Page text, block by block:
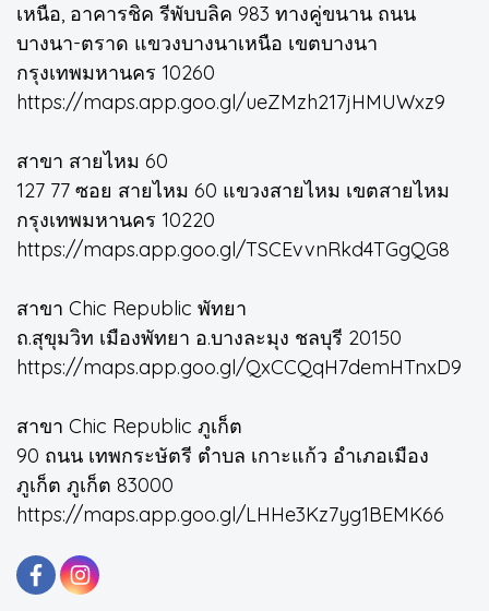
เหนือ, อาคารชิค รีพับบลิค 983 ทางคู่ขนาน ถนน
บางนา-ตราด แขวงบางนาเหนือ เขตบางนา
กรุงเทพมหานคร 10260
https://maps.app.goo.gl/ueZMzh217jHMUWxz9
สาขา สายไหม 60
127 77 ซอย สายไหม 60 แขวงสายไหม เขตสายไหม
กรุงเทพมหานคร 10220
https://maps.app.goo.gl/TSCEvvnRkd4TGgQG8
สาขา Chic Republic พัทยา
ถ.สุขุมวิท เมืองพัทยา อ.บางละมุง ชลบุรี 20150
https://maps.app.goo.gl/QxCCQqH7demHTnxD9
สาขา Chic Republic ภูเก็ต
90 ถนน เทพกระษัตรี ตำบล เกาะแก้ว อำเภอเมือง
ภูเก็ต ภูเก็ต 83000
https://maps.app.goo.gl/LHHe3Kz7yg1BEMK66